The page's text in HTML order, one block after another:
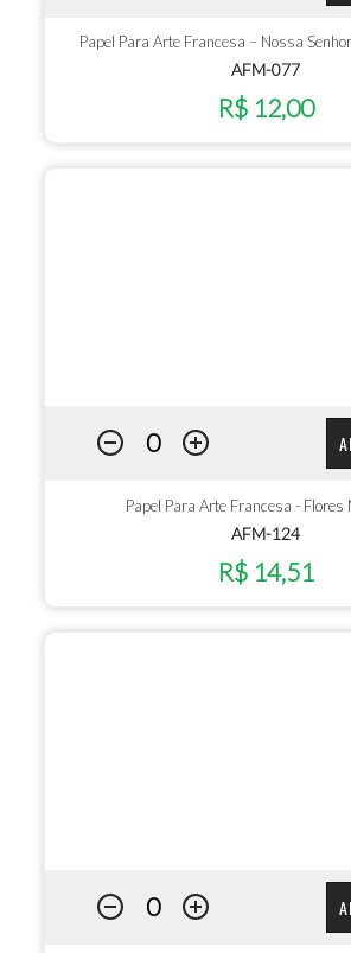
Papel Para Arte Francesa – Nossa
AFM-077
R$ 12,00
Papel Para Arte Francesa - Flores
AFM-124
R$ 14,51